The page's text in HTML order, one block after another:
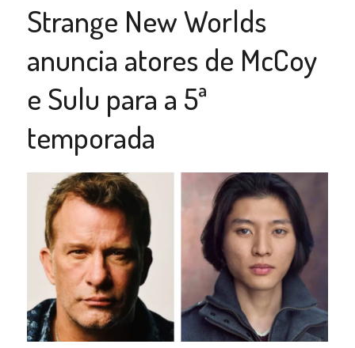
Strange New Worlds
anuncia atores de McCoy
e Sulu para a 5ª
temporada